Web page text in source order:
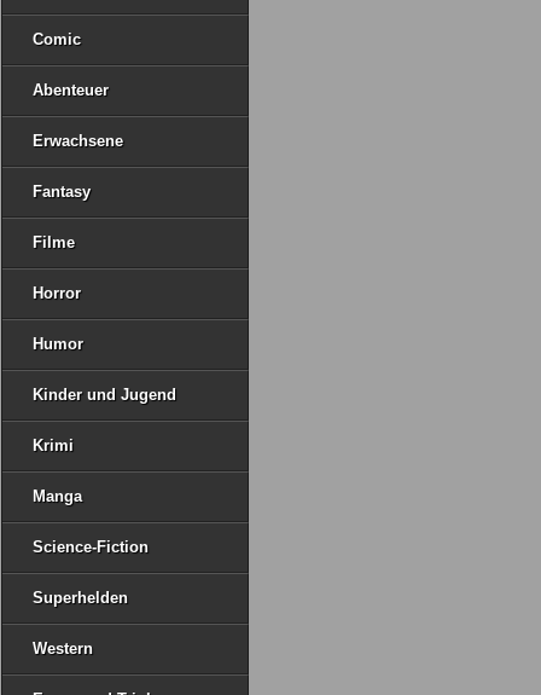
Comic
Abenteuer
Erwachsene
Fantasy
Filme
Horror
Humor
Kinder und Jugend
Krimi
Manga
Science-Fiction
Superhelden
Western